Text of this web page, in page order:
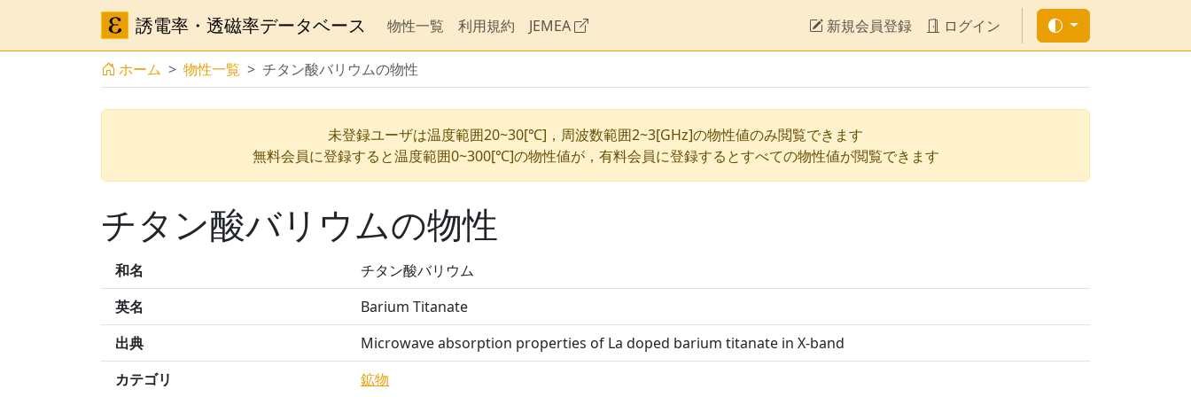
誘電率・透磁率データベース 物性一覧 利用規約 JEMEA 新規会員登録 ログイン
ホーム 物性一覧 チタン酸バリウムの物性
未登録ユーザは温度範囲20~30[℃]，周波数範囲2~3[GHz]の物性値のみ閲覧できます
無料会員に登録すると温度範囲0~300[℃]の物性値が，有料会員に登録するとすべての物性値が閲覧できます
チタン酸バリウムの物性
和名
チタン酸バリウム
英名
Barium Titanate
出典
Microwave absorption properties of La doped barium titanate in X-band
カテゴリ
鉱物